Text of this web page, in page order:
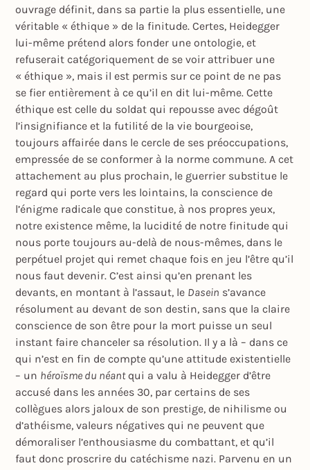
ouvrage définit, dans sa partie la plus essentielle, une
véritable « éthique » de la finitude. Certes, Heidegger
lui-même prétend alors fonder une ontologie, et
refuserait catégoriquement de se voir attribuer une
« éthique », mais il est permis sur ce point de ne pas
se fier entièrement à ce qu’il en dit lui-même. Cette
éthique est celle du soldat qui repousse avec dégoût
l’insignifiance et la futilité de la vie bourgeoise,
toujours affairée dans le cercle de ses préoccupations,
empressée de se conformer à la norme commune. A cet
attachement au plus prochain, le guerrier substitue le
regard qui porte vers les lointains, la conscience de
l’énigme radicale que constitue, à nos propres yeux,
notre existence même, la lucidité de notre finitude qui
nous porte toujours au-delà de nous-mêmes, dans le
perpétuel projet qui remet chaque fois en jeu l’être qu’il
nous faut devenir. C’est ainsi qu’en prenant les
devants, en montant à l’assaut, le Dasein s’avance
résolument au devant de son destin, sans que la claire
conscience de son être pour la mort puisse un seul
instant faire chanceler sa résolution. Il y a là – dans ce
qui n’est en fin de compte qu’une attitude existentielle
– un héroïsme du néantqui a valu à Heidegger d’être
accusé dans les années 30, par certains de ses
collègues alors jaloux de son prestige, de nihilisme ou
d’athéisme, valeurs négatives qui ne peuvent que
démoraliser l’enthousiasme du combattant, et qu’il
faut donc proscrire du catéchisme nazi. Parvenu en un